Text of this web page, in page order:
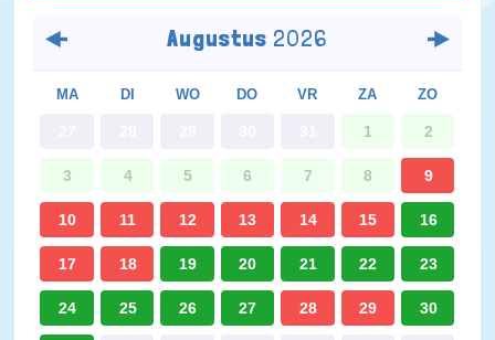
Augustus 2026
MA DI WO DO VR ZA ZO
1 2
3 4 5 6 7 8 9
10 11 12 13 14 15 16
17 18 19 20 21 22 23
24 25 26 27 28 29 30